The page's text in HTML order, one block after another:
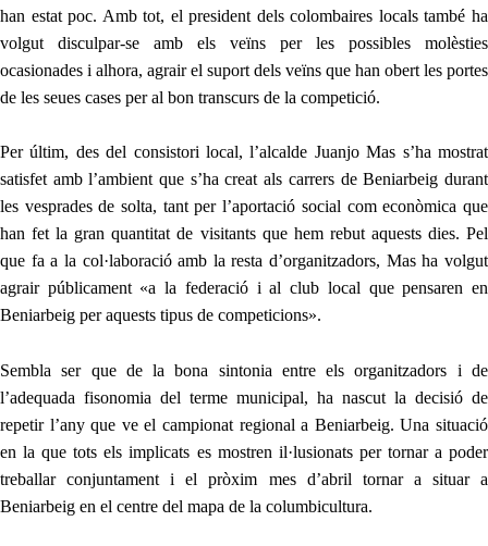
han estat poc. Amb tot, el president dels colombaires locals també ha
volgut disculpar-se amb els veïns per les possibles molèsties
ocasionades i alhora, agrair el suport dels veïns que han obert les portes
de les seues cases per al bon transcurs de la competició.
Per últim, des del consistori local, l’alcalde Juanjo Mas s’ha mostrat
satisfet amb l’ambient que s’ha creat als carrers de Beniarbeig durant
les vesprades de solta, tant per l’aportació social com econòmica que
han fet la gran quantitat de visitants que hem rebut aquests dies. Pel
que fa a la col·laboració amb la resta d’organitzadors, Mas ha volgut
agrair públicament «a la federació i al club local que pensaren en
Beniarbeig per aquests tipus de competicions».
Sembla ser que de la bona sintonia entre els organitzadors i de
l’adequada fisonomia del terme municipal, ha nascut la decisió de
repetir l’any que ve el campionat regional a Beniarbeig.Una situació
en la que tots els implicats es mostren il·lusionats per tornar a poder
treballar conjuntament i el pròxim mes d’abril tornar a situar a
Beniarbeig en el centre del mapa de la columbicultura.